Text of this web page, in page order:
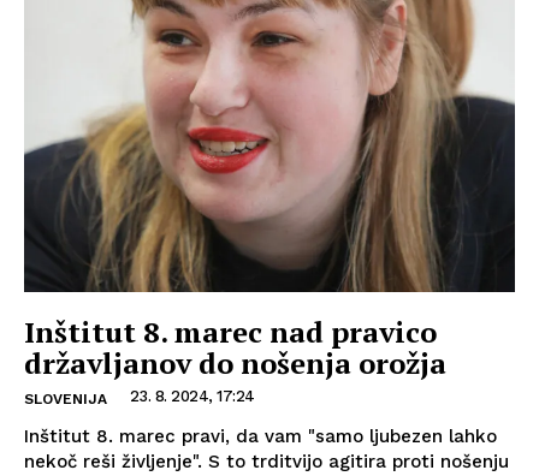
Inštitut 8. marec nad pravico
državljanov do nošenja orožja
SLOVENIJA 23. 8. 2024, 17:24
Inštitut 8. marec pravi, da vam "samo ljubezen lahko
nekoč reši življenje". S to trditvijo agitira proti nošenju